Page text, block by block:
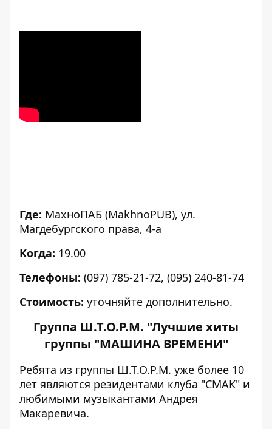
Где: МахноПАБ (MakhnoPUB), ул.
Магдебургского права, 4-а
Когда: 19.00
Телефоны: (097) 785-21-72, (095) 240-81-74
Стоимость: уточняйте дополнительно.
Группа Ш.Т.О.Р.М. "Лучшие хиты
группы "МАШИНА ВРЕМЕНИ"
Ребята из группы Ш.Т.О.Р.М. уже более 10
лет являются резидентами клуба "СМАК" и
любимыми музыкантами Андрея
Макаревича.